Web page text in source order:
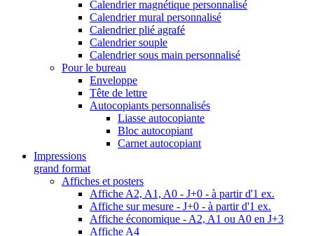
Calendrier magnétique personnalisé
Calendrier mural personnalisé
Calendrier plié agrafé
Calendrier souple
Calendrier sous main personnalisé
Pour le bureau
Enveloppe
Tête de lettre
Autocopiants personnalisés
Liasse autocopiante
Bloc autocopiant
Carnet autocopiant
Impressions
grand format
Affiches et posters
Affiche A2, A1, A0 - J+0 - à partir d'1 ex.
Affiche sur mesure - J+0 - à partir d'1 ex.
Affiche économique - A2, A1 ou A0 en J+3
Affiche A4